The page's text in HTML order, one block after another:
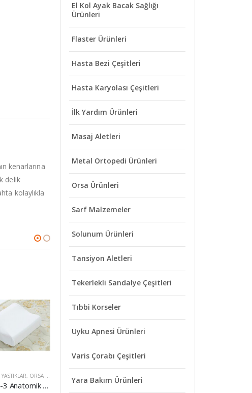
kenarlarına
delik
kolaylıkla
, ORSA ÜRÜNLERI
ORSA P-3 Anatomik Boyun Yastığı Çocuk
EL KOL AYAK BACAK SAĞLIĞI ÜRÜNLERI
ORSA G-3A Metetars Pedi Parmak Geçmeli
El Kol Ayak Bacak Sağlığı
Ürünleri
Flaster Ürünleri
Hasta Bezi Çeşitleri
Hasta Karyolası Çeşitleri
İlk Yardım Ürünleri
Masaj Aletleri
Metal Ortopedi Ürünleri
Orsa Ürünleri
Sarf Malzemeler
Solunum Ürünleri
Tansiyon Aletleri
Tekerlekli Sandalye Çeşitleri
Tıbbi Korseler
Uyku Apnesi Ürünleri
Varis Çorabı Çeşitleri
Yara Bakım Ürünleri